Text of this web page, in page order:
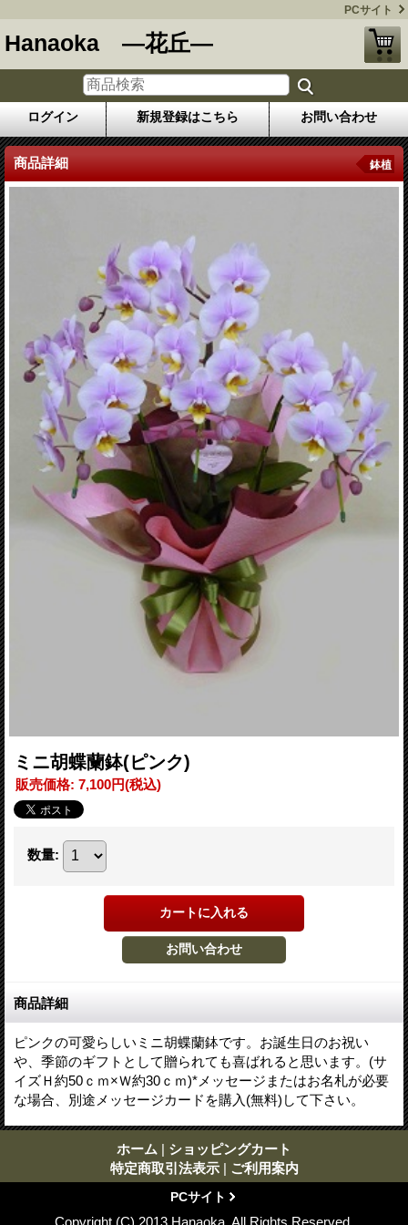
PCサイト
Hanaoka ―花丘―
ログイン 新規登録はこちら お問い合わせ
商品詳細 鉢植
ミニ胡蝶蘭鉢(ピンク)
販売価格: 7,100円(税込)
数量:
商品詳細
ピンクの可愛らしいミニ胡蝶蘭鉢です。お誕生日のお祝い
や、季節のギフトとして贈られても喜ばれると思います。(サ
イズＨ約50ｃｍ×Ｗ約30ｃｍ)*メッセージまたはお名札が必要
な場合、別途メッセージカードを購入(無料)して下さい。
ホーム | ショッピングカート
特定商取引法表示 | ご利用案内
PCサイト
Copyright (C) 2013 Hanaoka. All Rights Reserved.